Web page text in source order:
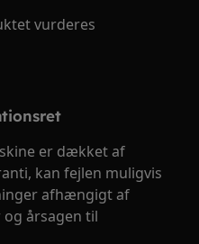
vurderes
er dækket af
kan fejlen muligvis
afhængigt af
årsagen til